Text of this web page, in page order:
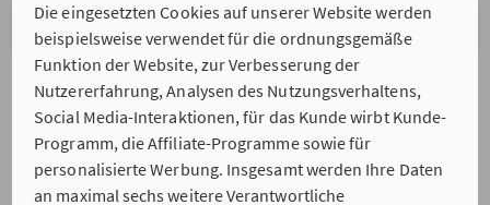
Die eingesetzten Cookies auf unserer Website werden
beispielsweise verwendet für die ordnungsgemäße
Funktion der Website, zur Verbesserung der
Nutzererfahrung, Analysen des Nutzungsverhaltens,
Social Media-Interaktionen, für das Kunde wirbt Kunde-
Programm, die Affiliate-Programme sowie für
personalisierte Werbung. Insgesamt werden Ihre Daten
an maximal sechs weitere Verantwortliche
VERSTANDEN & WEITER